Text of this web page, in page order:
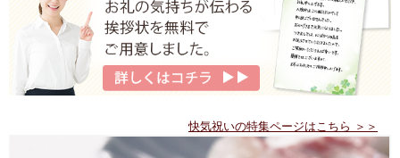
快気祝いの特集ページはこちら ＞＞